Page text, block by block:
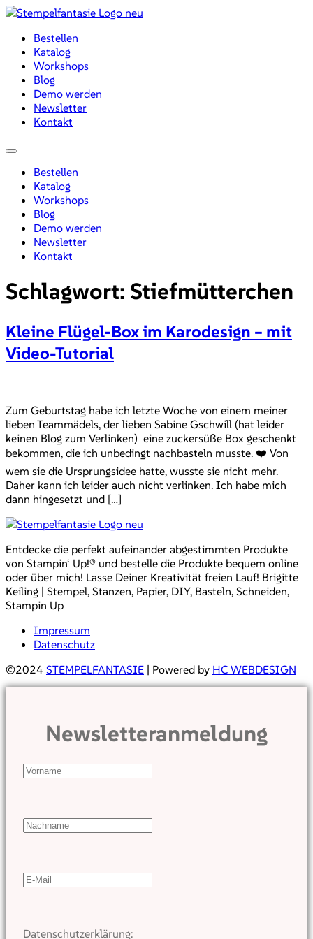
Zum
wechselnBestellen
Katalog
Workshops
Blog
Demo werden
Newsletter
Kontakt
Menü
Bestellen
Katalog
Workshops
Blog
Demo werden
Newsletter
Kontakt
Schlagwort: Stiefmütterchen
Kleine Flügel-Box im Karodesign – mit
Video-Tutorial
Zum Geburtstag habe ich letzte Woche von einem meiner
lieben Teammädels, der lieben Sabine Gschwill (hat leider
keinen Blog zum Verlinken) eine zuckersüße Box geschenkt
bekommen, die ich unbedingt nachbasteln musste. ❤️ Von
wem sie die Ursprungsidee hatte, wusste sie nicht mehr.
Daher kann ich leider auch nicht verlinken. Ich habe mich
dann hingesetzt und […]
Entdecke die perfekt aufeinander abgestimmten Produkte
von Stampin‘ Up!® und bestelle die Produkte bequem online
oder über mich! Lasse Deiner Kreativität freien Lauf! Brigitte
Keiling | Stempel, Stanzen, Papier, DIY, Basteln, Schneiden,
Stampin Up
Impressum
Datenschutz
©2024 STEMPELFANTASIE | Powered by HC WEBDESIGN
Newsletteranmeldung
Datenschutzerklärung: